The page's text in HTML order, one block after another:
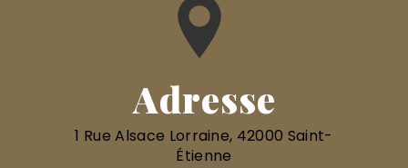
Adresse
1 Rue Alsace Lorraine, 42000 Saint-
Étienne